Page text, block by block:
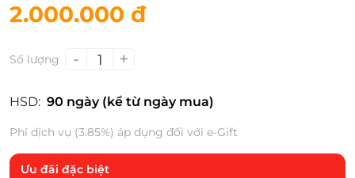
2.000.000 đ
Số lượng - 1 +
HSD: 90 ngày (kể từ ngày mua)
Phí dịch vụ (3.85%) áp dụng đối với e-Gift
Ưu đãi đặc biệt